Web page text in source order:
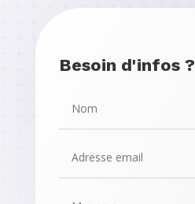
Besoin d'infos ?